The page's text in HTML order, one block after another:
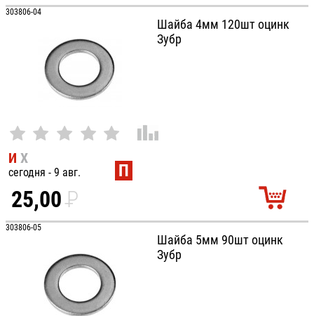
УБ.
303806-04
Шайба 4мм 120шт оцинк
Зубр
И Х
сегодня - 9 авг. П
25,00P
УБ.
303806-05
Шайба 5мм 90шт оцинк
Зубр